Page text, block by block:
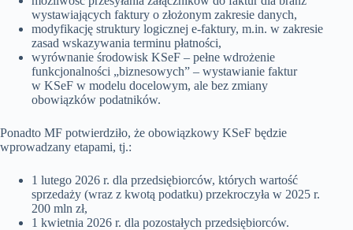
wystawiających faktury o złożonym zakresie danych,
modyfikację struktury logicznej e-faktury, m.in. w zakresie
zasad wskazywania terminu płatności,
wyrównanie środowisk KSeF – pełne wdrożenie
funkcjonalności „biznesowych” – wystawianie faktur
w KSeF w modelu docelowym, ale bez zmiany
obowiązków podatników.
Ponadto MF potwierdziło, że obowiązkowy KSeF będzie
wprowadzany etapami, tj.:
1 lutego 2026 r. dla przedsiębiorców, których wartość
sprzedaży (wraz z kwotą podatku) przekroczyła w 2025 r.
200 mln zł,
1 kwietnia 2026 r. dla pozostałych przedsiębiorców.